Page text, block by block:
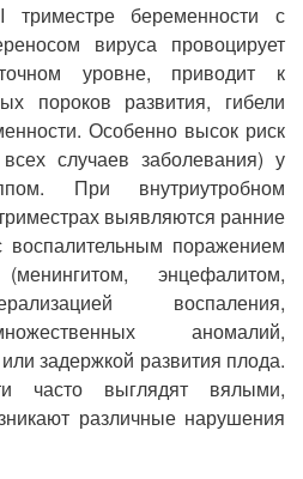
беременности с
вируса провоцирует
уровне, приводит к
пороков развития, гибели
Особенно высок риск
случаев заболевания) у
При внутриутробном
выявляются ранние
поражением
энцефалитом,
воспаления,
аномалий,
задержкой развития плода.
часто выглядят вялыми,
различные нарушения